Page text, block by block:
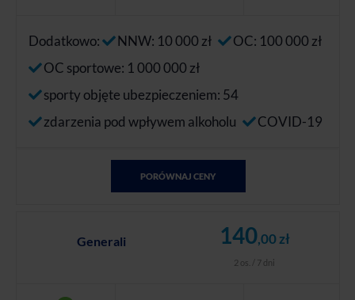
Dodatkowo: NNW: 10 000 zł
OC: 100 000 zł
OC sportowe: 1 000 000 zł
sporty objęte ubezpieczeniem: 54
zdarzenia pod wpływem alkoholu
COVID-19
PORÓWNAJ CENY
Generali 140,00 zł
2 os. / 7 dni